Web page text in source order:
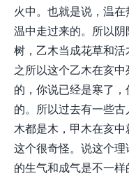
火中。也就是说，温
温中走过来的。所以
树，乙木当成花草和活
之所以这个乙木在亥
的，你说已经是寒了
的。所以过去有一些
木都是木，甲木在亥
这个很奇怪。说这个
的生气和成气是不一样